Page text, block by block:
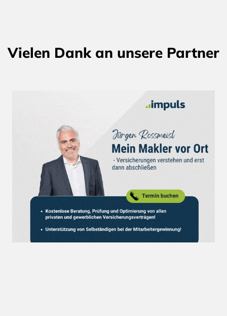
Vielen Dank an unsere Partner